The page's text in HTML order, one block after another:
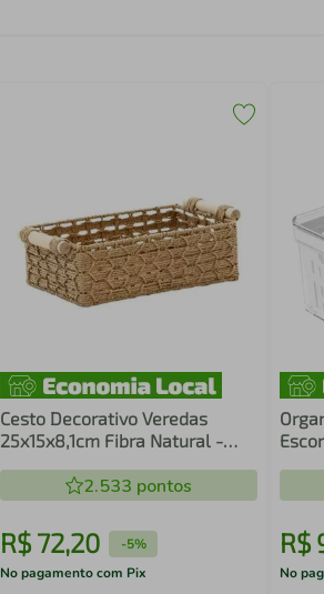
Cesto Decorativo Veredas
25x15x8,1cm Fibra Natural -
2.533 pontos
R$72,20 -5%
No pagamento com Pix
R$
No